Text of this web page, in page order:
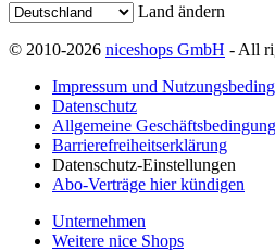
Land ändern
© 2010-2026 niceshops GmbH - All
Impressum und
Datenschutz
Allgemeine
Barrierefreiheitserklärung
Datenschutz-Einstellungen
Abo-Verträge hier kündigen
Unternehmen
Weitere nice Shops